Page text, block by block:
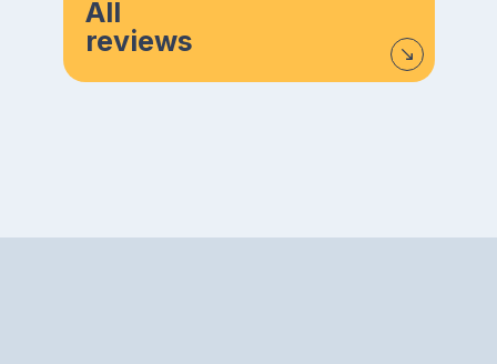
All
reviews